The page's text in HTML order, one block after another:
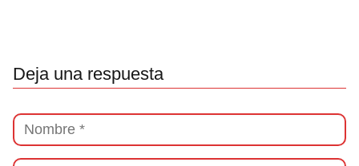
Deja una respuesta